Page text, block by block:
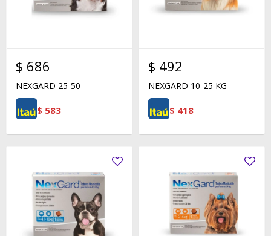
$ 686
NEXGARD 25-50
$ 583
$ 492
NEXGARD 10-25 KG
$ 418